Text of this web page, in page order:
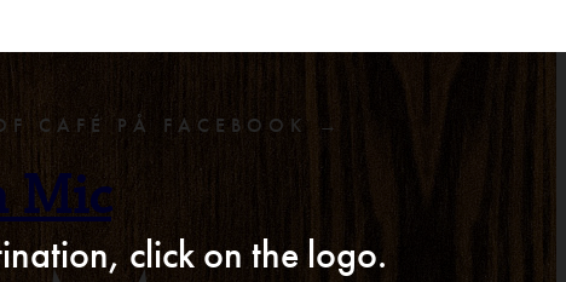
click on the logo.
CAFÉ PÅ FACEBOOK →
Mic